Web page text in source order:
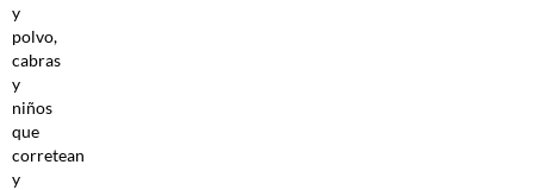
y
polvo,
cabras
y
niños
que
corretean
y